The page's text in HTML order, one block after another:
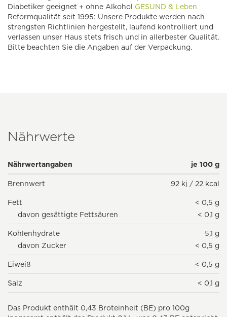
Diabetiker geeignet + ohne Alkohol GESUND & Leben
Reformqualität seit 1995: Unsere Produkte werden nach
strengsten Richtlinien hergestellt, laufend kontrolliert und
verlassen unser Haus stets frisch und in allerbester Qualität.
Bitte beachten Sie die Angaben auf der Verpackung.
Nährwerte
Nährwertangaben je 100 g
Brennwert 92 kj / 22 kcal
Fett
< 0,5 g
davon gesättigte Fettsäuren
< 0,1 g
Kohlenhydrate
5,1 g
davon Zucker
< 0,5 g
Eiweiß < 0,5 g
Salz < 0,1 g
Das Produkt enthält 0,43 Broteinheit (BE) pro 100g